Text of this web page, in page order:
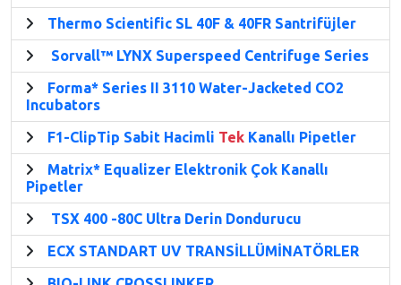
Thermo Scientific SL 40F & 40FR Santrifüjler
Sorvall™ LYNX Superspeed Centrifuge Series
Forma* Series II 3110 Water-Jacketed CO2
Incubators
F1-ClipTip Sabit Hacimli Tek Kanallı Pipetler
Matrix* Equalizer Elektronik Çok Kanallı
Pipetler
TSX 400 -80C Ultra Derin Dondurucu
ECX STANDART UV TRANSİLLÜMİNATÖRLER